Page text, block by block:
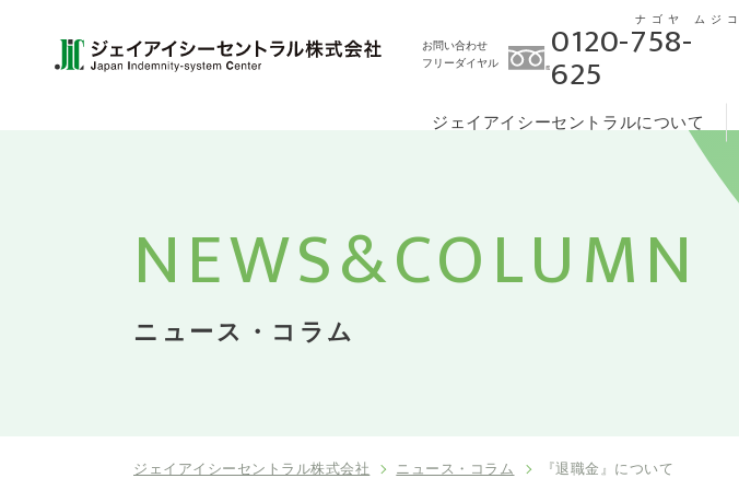
お問い合わせ
フリーダイヤル
ナゴヤ ムジコ
0120-758-
625
ジェイアイシーセントラルについて
NEWS&COLUMN
ニュース・コラム
ジェイアイシーセントラル株式会社 ニュース・コラム 『退職金』について